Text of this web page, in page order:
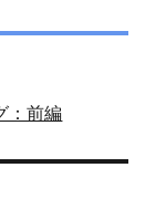
：前編